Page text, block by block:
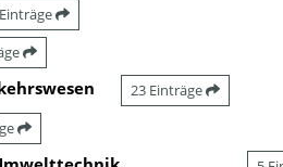
23 Einträge